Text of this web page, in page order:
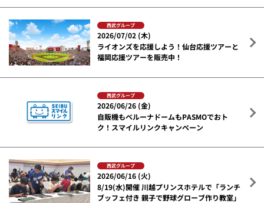
西武グループ
2026/07/02 (木)
ライオンズを応援しよう！仙台応援ツアーと
福岡応援ツアーを販売中！
西武グループ
2026/06/26 (金)
自販機もベルーナドームもPASMOでおト
ク！スマイルリンクキャンペーン
西武グループ
2026/06/16 (火)
8/19(水)開催 川越プリンスホテルで「ランチ
ブッフェ付き 親子で野球グローブ作り教室」